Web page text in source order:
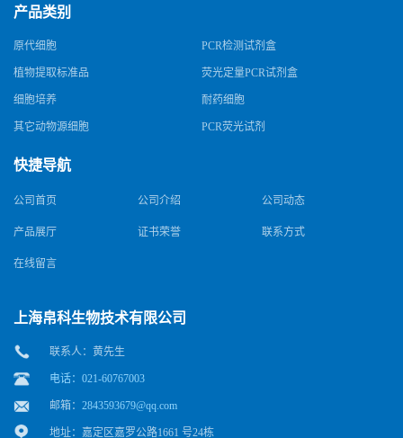
产品类别
原代细胞 PCR检测试剂盒
植物提取标准品 荧光定量PCR试剂盒
细胞培养 耐药细胞
其它动物源细胞 PCR荧光试剂
快捷导航
公司首页 公司介绍 公司动态
产品展厅 证书荣誉 联系方式
在线留言
上海帛科生物技术有限公司
联系人：黄先生
电话：021-60767003
邮箱： 2843593679@qq.com
地址：嘉定区嘉罗公路1661 号24栋